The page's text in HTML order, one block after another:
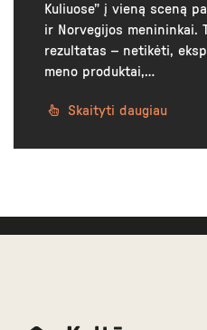
Kuliuose” į vieną sceną
ir Norvegijos menininkai.
rezultatas – netikėti,
meno produktai,…
Skaityti daugiau